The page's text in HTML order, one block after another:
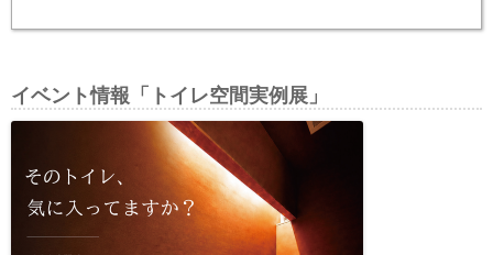
イベント情報「トイレ空間実例展」